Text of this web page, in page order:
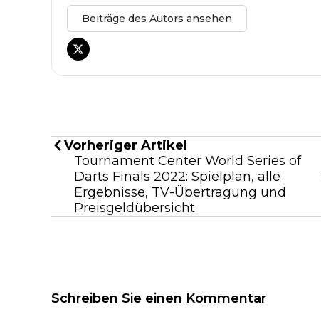
Beiträge des Autors ansehen
Vorheriger Artikel
Tournament Center World Series of
Darts Finals 2022: Spielplan, alle
Ergebnisse, TV-Übertragung und
Preisgeldübersicht
Schreiben Sie einen Kommentar